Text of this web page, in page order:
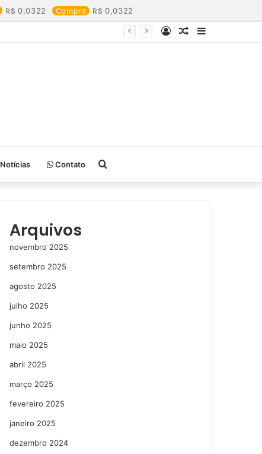
0,0322 Compra 0,0322
Barra
Artigo
Entrar
Notícias Contato Procurar
por
Arquivos
novembro 2025
setembro 2025
agosto 2025
julho 2025
junho 2025
maio 2025
abril 2025
março 2025
fevereiro 2025
janeiro 2025
dezembro 2024